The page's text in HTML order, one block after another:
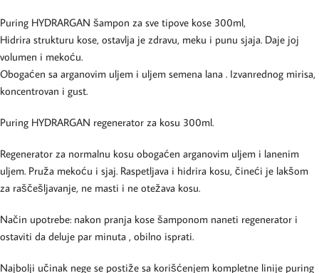
Puring HYDRARGAN šampon za sve tipove kose 300ml,
Hidrira strukturu kose, ostavlja je zdravu, meku i punu sjaja. Daje joj
volumen i mekoću.
Obogaćen sa arganovim uljem i uljem semena lana . Izvanrednog mirisa,
koncentrovan i gust.
Puring HYDRARGAN regenerator za kosu 300ml.
Regenerator za normalnu kosu obogaćen arganovim uljem i lanenim
uljem. Pruža mekoću i sjaj. Raspetljava i hidrira kosu, čineći je lakšom
za raščešljavanje, ne masti i ne otežava kosu.
Način upotrebe: nakon pranja kose šamponom naneti regenerator i
ostaviti da deluje par minuta , obilno isprati.
Najbolji učinak nege se postiže sa korišćenjem kompletne linije puring